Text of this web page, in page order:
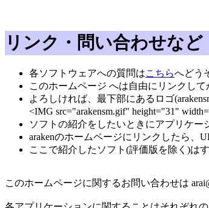
リンク・問い合わせなど
各ソフトウェアへの質問はこちらへどう
このホームページ へは自由にリンクし
よろしければ、最下部にあるロゴ
<IMG src="arakensm.gif" height="31"
ソフトの紹介をしたいときにアプリケー
arakenのホームページにリンクしたら、
ここで紹介したソフト(評価版を除く)は
このホームページに関するお問い合わせは arai